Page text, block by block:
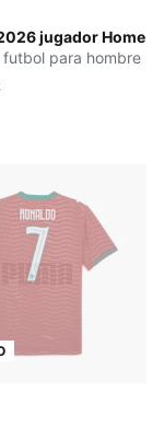
jugador Home
Green Lagoon-NM
para hombre